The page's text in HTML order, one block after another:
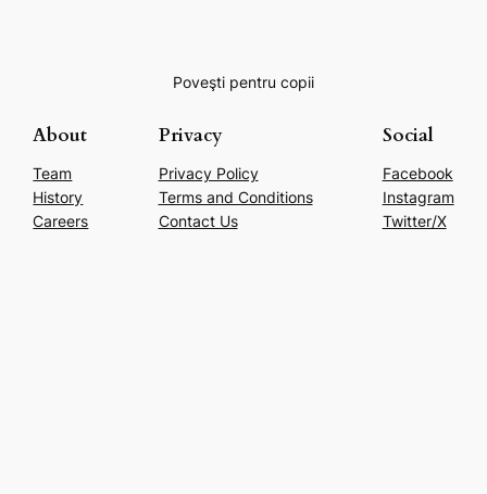
Poveşti pentru copii
About
Team
History
Careers
Privacy
Privacy Policy
Terms and Conditions
Contact Us
Social
Facebook
Instagram
Twitter/X